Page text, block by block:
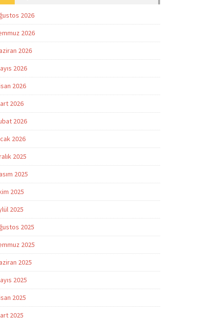
2026
2026
2026
2026
2026
2026
2026
2026
2025
2025
2025
2025
2025
2025
2025
2025
2025
2025